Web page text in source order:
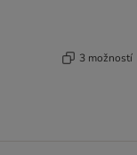
3 možností